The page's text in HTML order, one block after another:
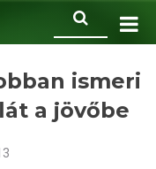
ismeri
a jövőbe